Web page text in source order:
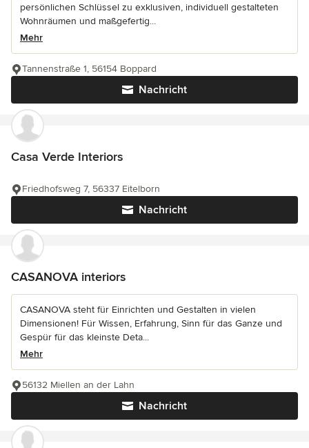
persönlichen Schlüssel zu exklusiven, individuell gestalteten
Wohnräumen und maßgefertig...
Mehr
Nachricht
Tannenstraße 1, 56154 Boppard
Casa Verde Interiors
Nachricht
Friedhofsweg 7, 56337 Eitelborn
CASANOVA interiors
CASANOVA steht für Einrichten und Gestalten in vielen
Dimensionen! Für Wissen, Erfahrung, Sinn für das Ganze und
Gespür für das kleinste Deta...
Mehr
Nachricht
56132 Miellen an der Lahn